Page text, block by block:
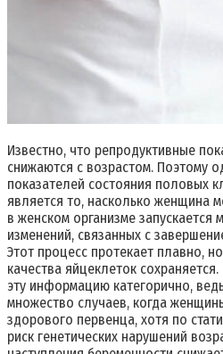
Известно, что репродуктивные
снижаются с возрастом. Поэтому
показателей состояния половых
является то, насколько женщина
в женском организме запускается
изменений, связанных с
Этот процесс протекает плавно,
качества яйцеклеток
эту информацию категорично,
множество случаев, когда
здорового первенца, хотя по
риск генетических нарушений